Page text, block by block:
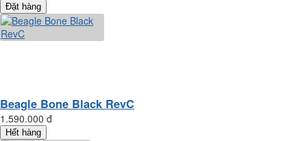
Đặt hàng
Beagle Bone Black RevC
1.590.000 đ
Hết hàng